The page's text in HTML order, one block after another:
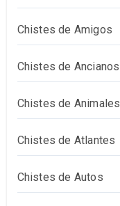
Chistes de Amigos
Chistes de Ancianos
Chistes de Animales
Chistes de Atlantes
Chistes de Autos